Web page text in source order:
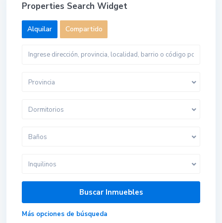
Properties Search Widget
Alquilar Compartido
Provincia
Dormitorios
Baños
Inquilinos
Más opciones de búsqueda